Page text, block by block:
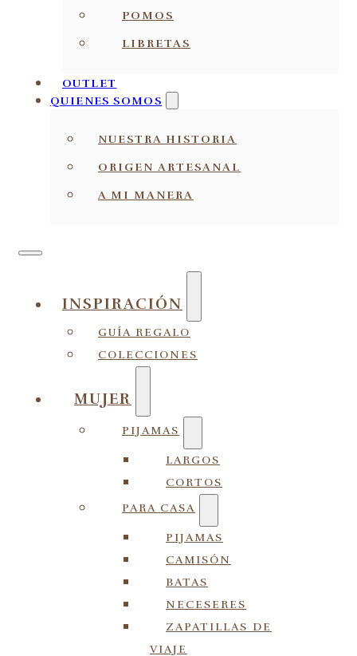
POMOS
LIBRETAS
OUTLET
QUIENES SOMOS
NUESTRA HISTORIA
ORIGEN ARTESANAL
A MI MANERA
INSPIRACIÓN
GUÍA REGALO
COLECCIONES
MUJER
PIJAMAS
LARGOS
CORTOS
PARA CASA
PIJAMAS
CAMISÓN
BATAS
NECESERES
ZAPATILLAS DE
VIAJE